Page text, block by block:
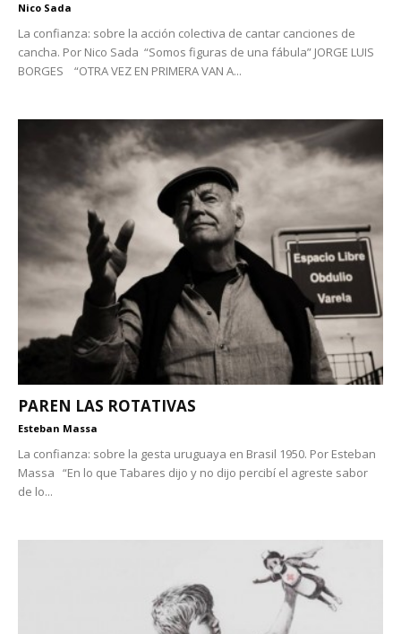
Nico Sada
La confianza: sobre la acción colectiva de cantar canciones de
cancha. Por Nico Sada “Somos figuras de una fábula” JORGE LUIS
BORGES “OTRA VEZ EN PRIMERA VAN A...
PAREN LAS ROTATIVAS
Esteban Massa
La confianza: sobre la gesta uruguaya en Brasil 1950. Por Esteban
Massa “En lo que Tabares dijo y no dijo percibí el agreste sabor
de lo...